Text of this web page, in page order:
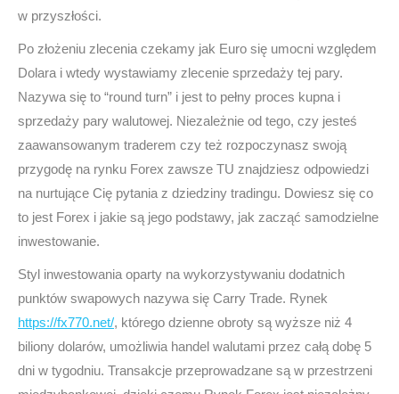
w przyszłości.
Po złożeniu zlecenia czekamy jak Euro się umocni względem
Dolara i wtedy wystawiamy zlecenie sprzedaży tej pary.
Nazywa się to “round turn” i jest to pełny proces kupna i
sprzedaży pary walutowej. Niezależnie od tego, czy jesteś
zaawansowanym traderem czy też rozpoczynasz swoją
przygodę na rynku Forex zawsze TU znajdziesz odpowiedzi
na nurtujące Cię pytania z dziedziny tradingu. Dowiesz się co
to jest Forex i jakie są jego podstawy, jak zacząć samodzielne
inwestowanie.
Styl inwestowania oparty na wykorzystywaniu dodatnich
punktów swapowych nazywa się Carry Trade. Rynek
https://fx770.net/, którego dzienne obroty są wyższe niż 4
biliony dolarów, umożliwia handel walutami przez całą dobę 5
dni w tygodniu. Transakcje przeprowadzane są w przestrzeni